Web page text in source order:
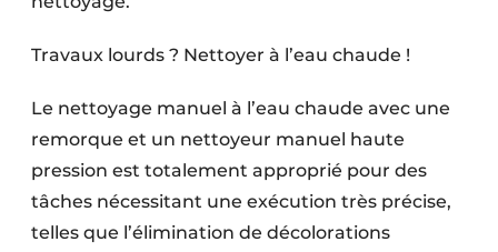
Travaux lourds ? Nettoyer à l’eau chaude !
Le nettoyage manuel à l’eau chaude avec une
remorque et un nettoyeur manuel haute
pression est totalement approprié pour des
tâches nécessitant une exécution très précise,
telles que l’élimination de décolorations